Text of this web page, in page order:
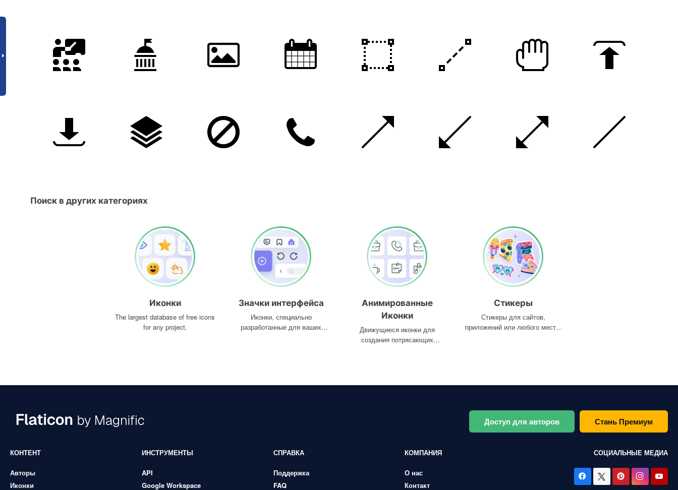
Поиск в других категориях
Иконки
The largest database of free icons
for any project.
Значки интерфейса
Иконки, специально
разработанные для ваших
Анимированные
Иконки
Движущиеся иконки для
создания потрясающих
Стикеры
Стикеры для сайтов,
приложений или любого места,
Доступ для авторов Стань Премиум
КОНТЕНТ
Авторы
Иконки
ИНСТРУМЕНТЫ
API
Google Workspace
СПРАВКА
Поддержка
FAQ
КОМПАНИЯ
О нас
Контакт
СОЦИАЛЬНЫЕ МЕДИА